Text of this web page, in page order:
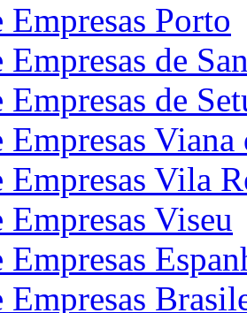
Porto
de
de
Empresas Viana
Empresas Vila
Viseu
Empresas